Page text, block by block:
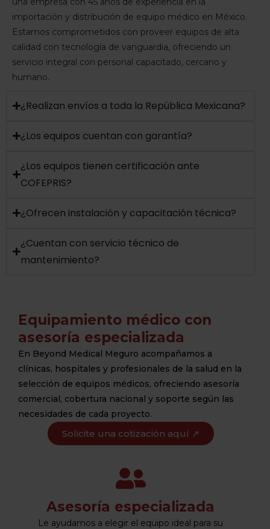
importación y distribución de equipo médico en México.
Estamos comprometidos con proveer equipos de alta
calidad con tecnología de vanguardia, ofreciendo un
servicio integral con personal capacitado, cercano y
humano.
¿Realizan envíos a toda la República Mexicana?
¿Los equipos cuentan con garantía?
¿Los equipos tienen certificación ante
COFEPRIS?
¿Ofrecen instalación y capacitación técnica?
¿Cuentan con servicio técnico de
mantenimiento?
Equipamiento médico con
asesoría especializada
En Beyond Medical Meguro acompañamos a
clínicas, hospitales y profesionales de la salud en la
selección de equipos médicos, ofreciendo asesoría
comercial, cobertura nacional y soporte según las
necesidades de cada proyecto.
Solicite una cotización aquí ↗
Asesoría especializada
Le ayudamos a elegir el equipo ideal para su